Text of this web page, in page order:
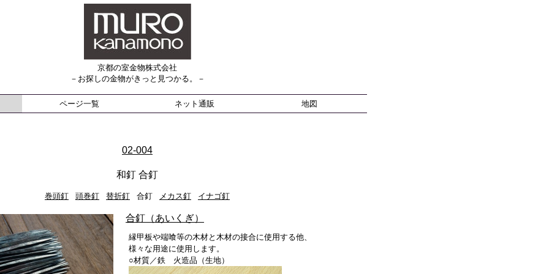
京都の室金物株式会社
－お探しの金物がきっと見つかる。－
ページ一覧 ネット通販 地図
02-004
和釘 合釘
巻頭釘 頭巻釘 替折釘 合釘 メカス釘 イナゴ釘
合釘（あいくぎ）
縁甲板や端喰等の木材と木材の接合に使用する他、
様々な用途に使用します。
○材質／鉄 火造品（生地）